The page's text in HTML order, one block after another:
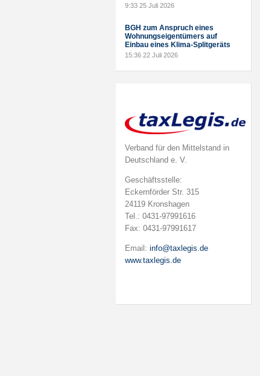
9:33 25 Juli 2026
BGH zum Anspruch eines
Wohnungseigentümers auf
Einbau eines Klima-Splitgeräts
15:36 22 Juli 2026
Verband für den Mittelstand in
Deutschland e. V.
Geschäftsstelle:
Eckernförder Str. 315
24119 Kronshagen
Tel.: 0431-97991616
Fax: 0431-97991617
Email: info@taxlegis.de
www.taxlegis.de